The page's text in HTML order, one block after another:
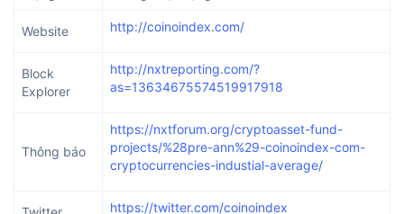
Website http://coinoindex.com/
Block
Explorer
http://nxtreporting.com/?
as=13634675574519917918
Thông báo
https://nxtforum.org/cryptoasset-fund-
projects/%28pre-ann%29-coinoindex-com-
cryptocurrencies-industial-average/
https://twitter.com/coinoindex